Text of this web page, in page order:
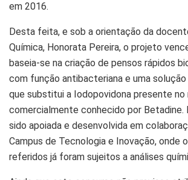
em 2016.
Desta feita, e sob a orientação da
Química, Honorata Pereira, o projeto
baseia-se na criação de pensos rápidos
com função antibacteriana e uma
que substitui a Iodopovidona presente
comercialmente conhecido por Betadine.
sido apoiada e desenvolvida em
Campus de Tecnologia e Inovação, onde
referidos já foram sujeitos a análises